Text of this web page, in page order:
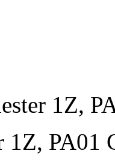
1Z,
1Z, PA01